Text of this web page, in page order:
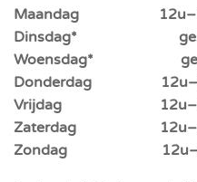
Maandag
Dinsdag*
Woensdag*
Donderdag
Vrijdag
Zaterdag
Zondag